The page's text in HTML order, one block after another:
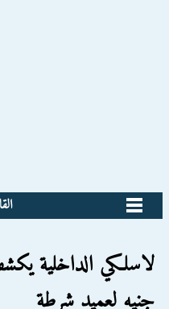
جنيه لعميد شرطة